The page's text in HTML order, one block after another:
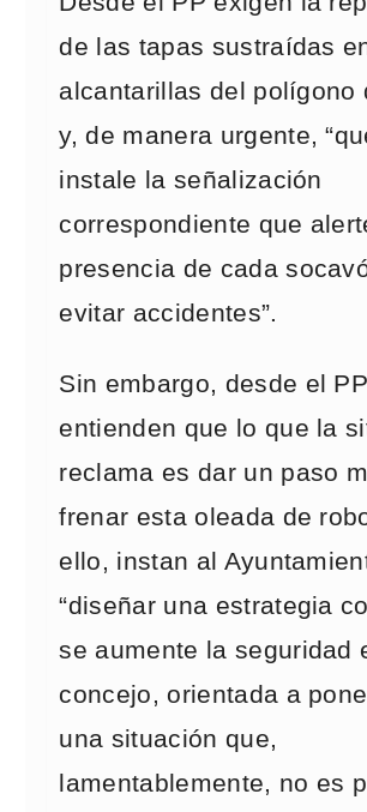
de las tapas sustraídas
alcantarillas del polígono
y, de manera urgente,
instale la señalización
correspondiente que
presencia de cada
evitar accidentes”.
Sin embargo, desde el PP
entienden que lo que la
reclama es dar un paso
frenar esta oleada de
ello, instan al
“diseñar una estrategia
se aumente la seguridad
concejo, orientada a
una situación que,
lamentablemente, no es